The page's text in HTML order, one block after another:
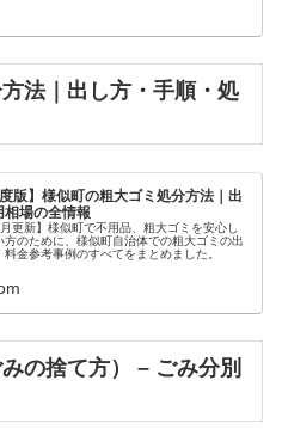
法｜出し方・手順・処
度版】様似町の粗大ゴミ処分方法｜出
相場の全情報
更新】様似町で不用品、粗大ゴミを安心し
方のために、様似町自治体での粗大ゴミの出
料金参考事例のすべてをまとめました。
の捨て方） – ごみ分別